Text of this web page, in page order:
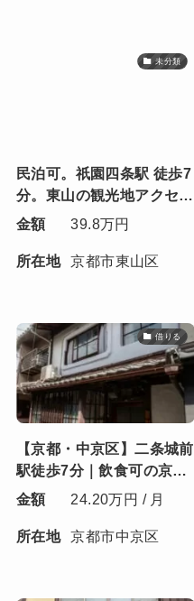
未分類
民泊可。祇園四条駅 徒歩7
分。東山の観光地アクセス
良好の町家
金額 39.8万円
所在地 京都市東山区
借りる
【京都・中京区】二条城前
駅徒歩7分｜飲食可の京町
家賃貸
金額 24.20万円 / 月
所在地 京都市中京区